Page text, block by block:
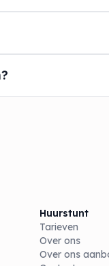
Huurstunt
Tarieven
Over ons
Over ons